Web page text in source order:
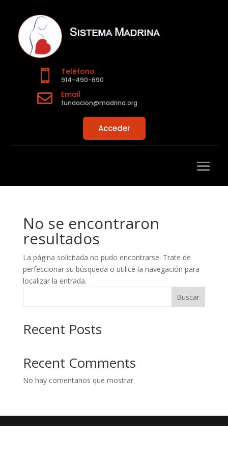
 Teléfono
914-490-690
 Email
fundacion@madrina.org
Acceder
No se encontraron
resultados
La página solicitada no pudo encontrarse. Trate de
perfeccionar su búsqueda o utilice la navegación para
localizar la entrada.
Buscar
Recent Posts
Recent Comments
No hay comentarios que mostrar.